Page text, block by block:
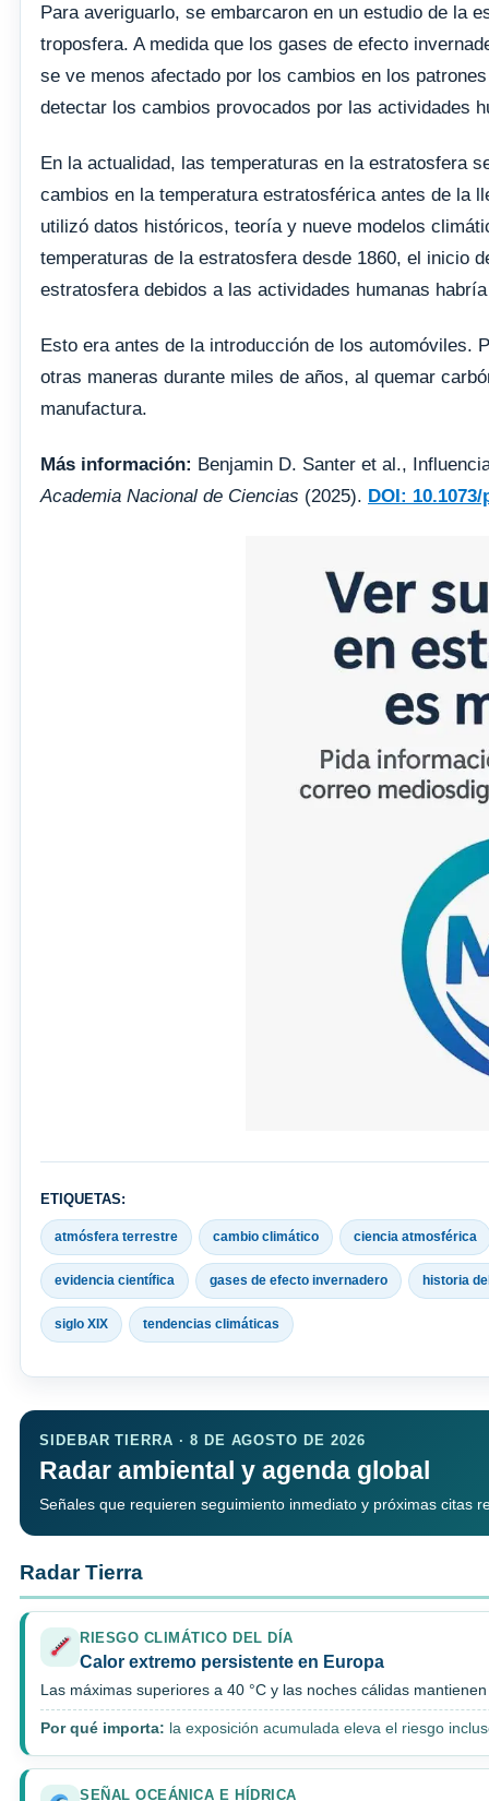
Para averiguarlo, se embarcaron en un estudio de la
troposfera. A medida que los gases de efecto
se ve menos afectado por los cambios en los
detectar los cambios provocados por las actividades
En la actualidad, las temperaturas en la estratosfera
cambios en la temperatura estratosférica antes de la
utilizó datos históricos, teoría y nueve modelos
temperaturas de la estratosfera desde 1860, el inicio
estratosfera debidos a las actividades humanas
Esto era antes de la introducción de los automóviles.
otras maneras durante miles de años, al quemar
manufactura.
Más información: Benjamin D. Santer et al.,
Academia Nacional de Ciencias (2025). DOI: 10.1073/
ETIQUETAS:
atmósfera terrestre cambio climático ciencia atmosférica
evidencia científica gases de efecto invernadero historia
siglo XIX tendencias climáticas
SIDEBAR TIERRA · 8 DE AGOSTO DE 2026
Radar ambiental y agenda global
Señales que requieren seguimiento inmediato y próximas citas
Radar Tierra
RIESGO CLIMÁTICO DEL DÍA
Calor extremo persistente en Europa
Las máximas superiores a 40 °C y las noches cálidas
Por qué importa: la exposición acumulada eleva el riesgo
SEÑAL OCEÁNICA E HÍDRICA